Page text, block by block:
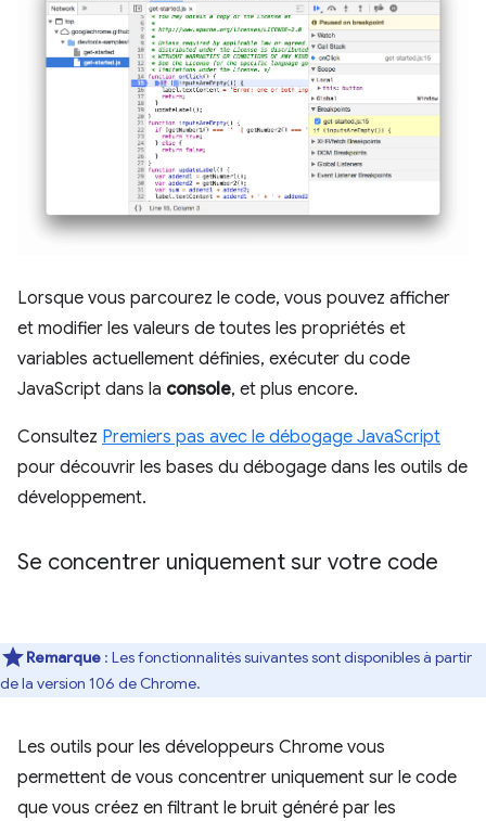
Lorsque vous parcourez le code, vous pouvez afficher
et modifier les valeurs de toutes les propriétés et
variables actuellement définies, exécuter du code
JavaScript dans la console, et plus encore.
Consultez Premiers pas avec le débogage JavaScript
pour découvrir les bases du débogage dans les outils de
développement.
Se concentrer uniquement sur votre code
Remarque : Les fonctionnalités suivantes sont disponibles à partir
de la version 106 de Chrome.
Les outils pour les développeurs Chrome vous
permettent de vous concentrer uniquement sur le code
que vous créez en filtrant le bruit généré par les